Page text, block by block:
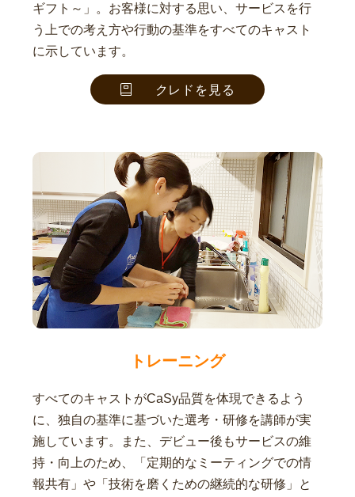
ギフト～」。お客様に対する思い、サービスを行
う上での考え方や行動の基準をすべてのキャスト
に示しています。
クレドを見る
トレーニング
すべてのキャストがCaSy品質を体現できるよう
に、独自の基準に基づいた選考・研修を講師が実
施しています。また、デビュー後もサービスの維
持・向上のため、「定期的なミーティングでの情
報共有」や「技術を磨くための継続的な研修」と